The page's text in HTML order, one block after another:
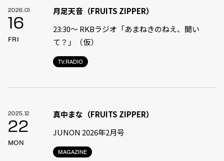
2026.01
16
FRI
TV.RADIO
月足天音（FRUITS ZIPPER）
23:30〜 RKBラジオ「あまねきのねえ、聞い
て？」（仮）
2025.12
22
MON
MAGAZINE
真中まな（FRUITS ZIPPER）
JUNON 2026年2月号